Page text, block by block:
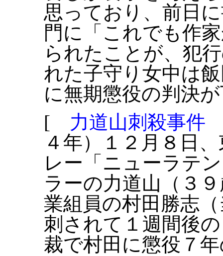
思っており、前日
門に「これでも作
られたことが、犯
れた子守り女中は
に無期懲役の判決
[ 力道山刺殺事件
４年）１２月８日
レー「ニューラテ
ラーの力道山（３
業組員の村田勝志
刺されて１週間後
裁で村田に懲役７